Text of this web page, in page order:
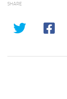
SHARE